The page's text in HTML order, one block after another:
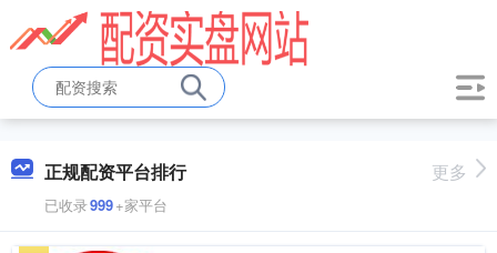
正规配资平台排行
已收录999+家平台
更多